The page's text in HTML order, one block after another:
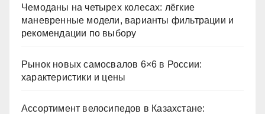
Чемоданы на четырех колесах: лёгкие
маневренные модели, варианты фильтрации и
рекомендации по выбору
Рынок новых самосвалов 6×6 в России:
характеристики и цены
Ассортимент велосипедов в Казахстане: